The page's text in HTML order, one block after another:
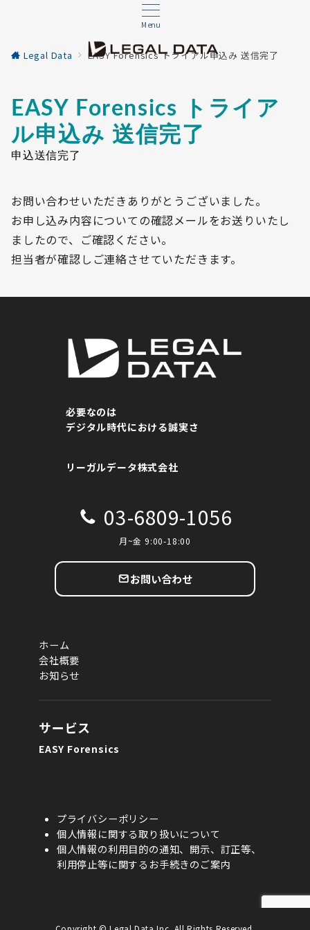
Menu
Legal Data EASY Forensics トライアル申込み 送信完了
EASY Forensics トライア
ル申込み 送信完了
申込送信完了
お問い合わせいただきありがとうございました。
お申し込み内容についての確認メールをお送りいたし
ましたので、ご確認ください。
担当者が確認しご連絡させていただきます。
必要なのは
デジタル時代における誠実さ
リーガルデータ株式会社
03-6809-1056
月~金 9:00-18:00
お問い合わせ
ホーム
会社概要
お知らせ
サービス
EASY Forensics
プライバシーポリシー
個人情報に関する取り扱いについて
個人情報の利用目的の通知、開示、訂正等、
利用停止等に関するお手続きのご案内